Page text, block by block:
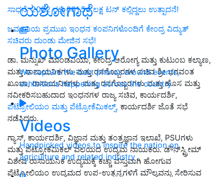
ಯಶೋಗಾಥೆ
Photo Gallery
We capture the best photos around events,
exhibitions happening across the country
Videos
Handpicked videos to inspire the nation on
agriculture and related industry
ಸಾಧನೆ: 2022 ರಲ್ಲಿ 661.54 ಲಕ್ಷ ಟನ್ ಕಲ್ಲಿದ್ದಲು ಉತ್ಪಾದನೆ!
ಜರ್ಮನಿಯ ಪ್ರಮುಖ ಇಂಧನ ಕಂಪನಿಗಳೊಂದಿಗೆ ಕೇಂದ್ರ ವಿದ್ಯುತ್
ಸಚಿವರು ದುಂಡು ಮೇಜಿನ ಸಭೆ!
ಡಾ. ಮನ್ಸುಖ್ ಮಾಂಡವಿಯಾ, ಕೇಂದ್ರ ಆರೋಗ್ಯ ಮತ್ತು ಕುಟುಂಬ ಕಲ್ಯಾಣ,
ಮತ್ತು ರಾಸಾಯನಿಕಗಳು ಮತ್ತು ರಸಗೊಬ್ಬರಗಳ ಸಚಿವ ಶ್ರೀ ಭಗವಂತ
ಖೂಬಾ, ರಾಸಾಯನಿಕಗಳು ಮತ್ತು ರಸಗೊಬ್ಬರಗಳು ಮತ್ತು ಹೊಸ ಮತ್ತು
ನವೀಕರಿಸಬಹುದಾದ ಇಂಧನಗಳ ರಾಜ್ಯ ಸಚಿವ, ಕಾರ್ಯದರ್ಶಿ,
ಪೆಟ್ರೋಲಿಯಂ ಮತ್ತು ಪೆಟ್ರೋಕೆಮಿಕಲ್ಸ್, ಕಾರ್ಯದರ್ಶಿ ಜೊತೆ ಸಭೆ
ನಡೆಸಿದರು.
ಗ್ಯಾಸ್, ಕಾರ್ಯದರ್ಶಿ, ವಿಜ್ಞಾನ ಮತ್ತು ತಂತ್ರಜ್ಞಾನ ಇಲಾಖೆ, PSUಗಳು
ಮತ್ತು ಪೆಟ್ರೋಕೆಮಿಕಲ್ ವಲಯದ ಉದ್ಯಮ ನಾಯಕರು. ಡೌನ್‌ಸ್ಟ್ರೀಮ್
ವಿಶೇಷ ರಾಸಾಯನಿಕ ಉದ್ಯಮಕ್ಕೆ ಕಚ್ಚಾ ವಸ್ತುವಾಗಿ ಹೋಗುವ
ಪೆಟ್ರೋಲಿಯಂ ಉದ್ಯಮದ ಉಪ-ಉತ್ಪನ್ನಗಳಿಗೆ ಮೌಲ್ಯವನ್ನು ಸೇರಿಸುವ